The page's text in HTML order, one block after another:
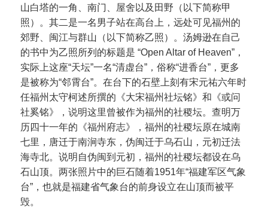
山白塔的一角、南门、屋舍以及田野（以下简称甲
照）。其二是一名男子站在高台上，远处可见福州的
郊野、闽江与群山（以下简称乙照）。汤姆逊在自己
的书中为乙照所列的标题是 “Open Altar of Heaven”，
实际上这座“天坛”一名“清虚台”，俗称“进香台”，更多
是被称为“邻霄台”。在台下的石壁上刻有宋元祐六年时
任福州太守柯述所撰的《大宋福州社坛铭》和《或问
社奚铭》，说明这里曾被作为福州的社稷坛。查明万
历四十一年的《福州府志》，福州的社稷坛原在城南
七里，唐迁于南涧寺东，伪闽迁于乌石山，元初迁法
海寺北。说明自伪闽到元初，福州的社稷坛都设在乌
石山顶。两张照片中的巨石随着1951年“福建军区气象
台”，也就是福建省气象台的前身设立在山顶而被平
毁。